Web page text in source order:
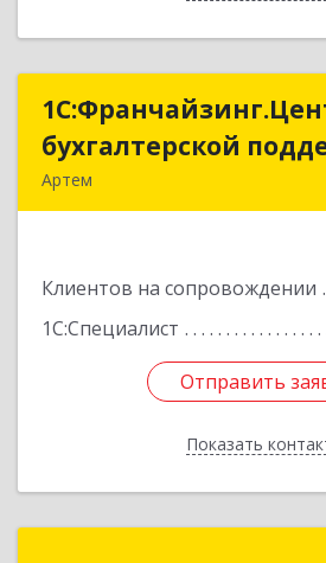
бухгалтерской
Артем
Клиентов на сопровождении
1С:Специалист
Отправить
Показать
Отправить
Назад